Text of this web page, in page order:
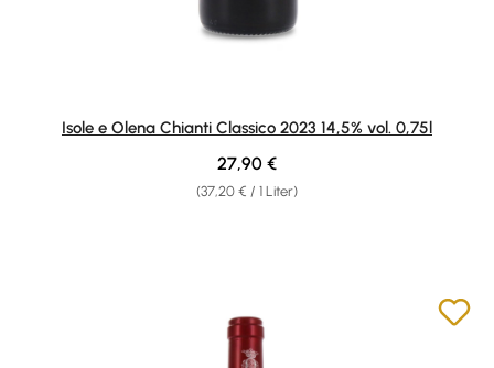
Isole e Olena Chianti Classico 2023 14,5% vol. 0,75l
(37,20 € / 1 Liter)
Regulärer Preis:
27,90 €